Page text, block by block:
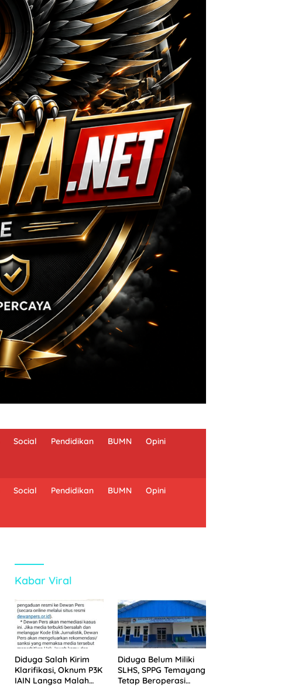
Social Pendidikan BUMN Opini
Social Pendidikan BUMN Opini
Kabar Viral
Diduga Salah Kirim
Klarifikasi, Oknum P3K
IAIN Langsa Malah
Diduga Belum Miliki
SLHS, SPPG Temayang
Tetap Beroperasi